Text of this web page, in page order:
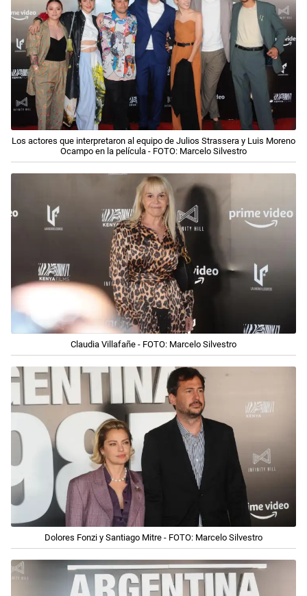
Los actores que interpretaron al equipo de Julios Strassera y Luis Moreno
Ocampo en la película - FOTO: Marcelo Silvestro
Claudia Villafañe - FOTO: Marcelo Silvestro
Dolores Fonzi y Santiago Mitre - FOTO: Marcelo Silvestro